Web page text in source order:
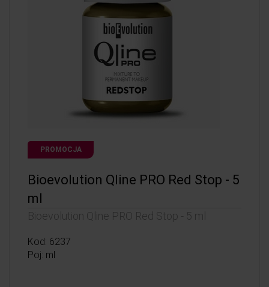
PROMOCJA
Bioevolution Qline PRO Red Stop - 5
ml
Bioevolution Qline PRO Red Stop - 5 ml
Kod: 6237
Poj: ml